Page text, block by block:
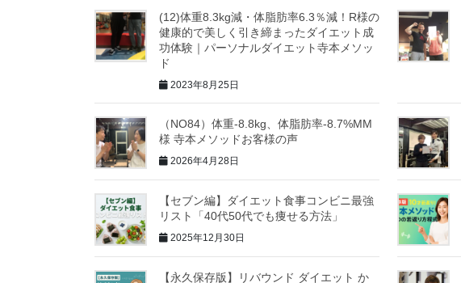
(12)体重8.3kg減・体脂肪率6.3％減！R様の
健康的で美しく引き締まったダイエット成
功体験｜パーソナルダイエット寺本メソッ
ド
2023年8月25日
（NO84）体重-8.8kg、体脂肪率-8.7%MM
様 寺本メソッドお客様の声
2026年4月28日
【セブン編】ダイエット食事コンビニ最強
リスト「40代50代でも痩せる方法」
2025年12月30日
【永久保存版】リバウンド ダイエット か